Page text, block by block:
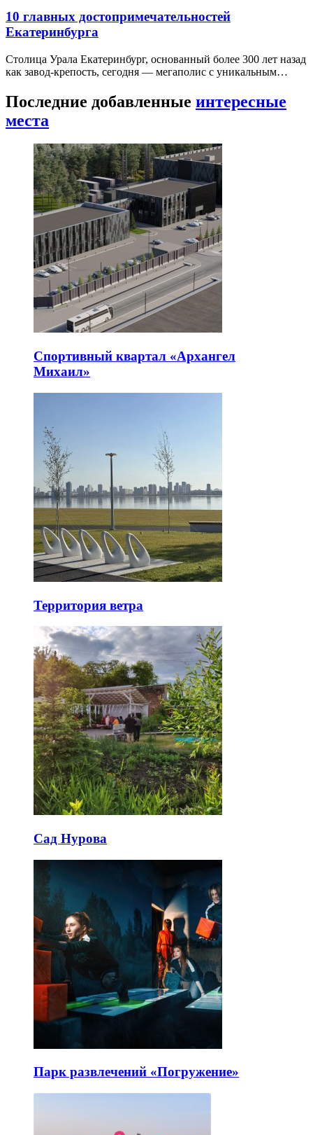
10 главных достопримечательностей
Екатеринбурга
Столица Урала Екатеринбург, основанный более 300 лет назад
как завод-крепость, сегодня — мегаполис с уникальным…
Последние добавленные интересные
места
Спортивный квартал «Архангел
Михаил»
Территория ветра
Сад Нурова
Парк развлечений «Погружение»